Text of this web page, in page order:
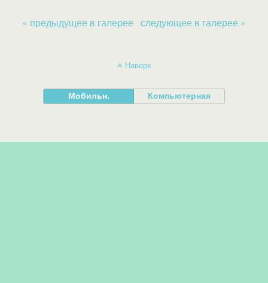
« предыдущее в галерее следующее в галерее »
Наверх
Мобильн. Компьютерная